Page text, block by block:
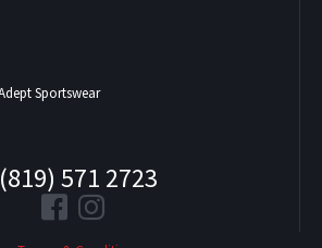
(819) 571 2723